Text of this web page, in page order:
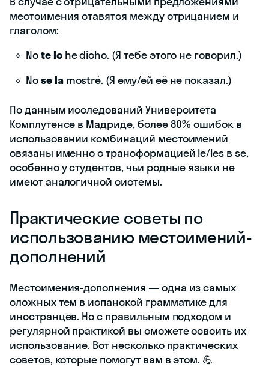
местоимения ставятся между отрицанием и
глаголом:
Note lohe dicho. (Я тебе этого не говорил.)
Nose lamostré. (Я ему/ей её не показал.)
По данным исследований Университета
Комплутенсе в Мадриде, более 80% ошибок в
использовании комбинаций местоимений
связаны именно с трансформацией le/les в se,
особенно у студентов, чьи родные языки не
имеют аналогичной системы.
Практические советы по
использованию местоимений-
дополнений
Местоимения-дополнения — одна из самых
сложных тем в испанской грамматике для
иностранцев. Но с правильным подходом и
регулярной практикой вы сможете освоить их
использование. Вот несколько практических
советов, которые помогут вам в этом. 💪